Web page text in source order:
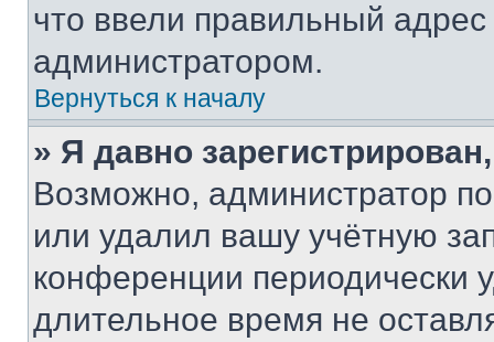
что ввели правильный адрес
администратором.
Вернуться к началу
» Я давно
Возможно, администратор
или удалил вашу учётную
конференции периодически
длительное время не